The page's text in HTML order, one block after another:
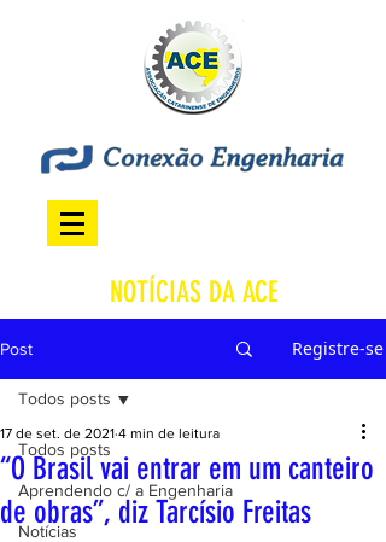
NOTÍCIAS DA ACE
Post Registre-se
Todos posts
Aprendendo c/ a Engenharia
Notícias
Todos posts
“O Brasil vai entrar em um canteiro
de obras”, diz Tarcísio Freitas
17 de set. de 2021 4 min de leitura